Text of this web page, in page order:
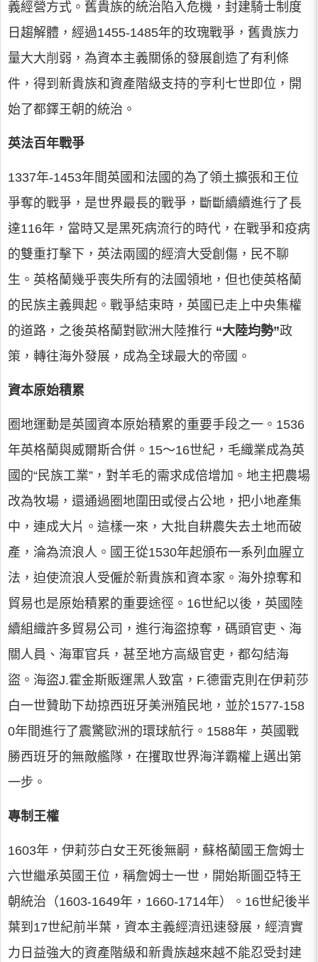
義經營方式。舊貴族的統治陷入危機，封建騎士制度
日趨解體，經過1455-1485年的玫瑰戰爭，舊貴族力
量大大削弱，為資本主義關係的發展創造了有利條
件，得到新貴族和資產階級支持的亨利七世即位，開
始了都鐸王朝的統治。
英法百年戰爭
1337年-1453年間英國和法國的為了領土擴張和王位
爭奪的戰爭，是世界最長的戰爭，斷斷續續進行了長
達116年，當時又是黑死病流行的時代，在戰爭和疫病
的雙重打擊下，英法兩國的經濟大受創傷，民不聊
生。英格蘭幾乎喪失所有的法國領地，但也使英格蘭
的民族主義興起。戰爭結束時，英國已走上中央集權
的道路，之後英格蘭對歐洲大陸推行 “大陸均勢”政
策，轉往海外發展，成為全球最大的帝國。
資本原始積累
圈地運動是英國資本原始積累的重要手段之一。1536
年英格蘭與威爾斯合併。15～16世紀，毛織業成為英
國的“民族工業”，對羊毛的需求成倍增加。地主把農場
改為牧場，還通過圈地圍田或侵占公地，把小地產集
中，連成大片。這樣一來，大批自耕農失去土地而破
產，淪為流浪人。國王從1530年起頒布一系列血腥立
法，迫使流浪人受僱於新貴族和資本家。海外掠奪和
貿易也是原始積累的重要途徑。16世紀以後，英國陸
續組織許多貿易公司，進行海盜掠奪，碼頭官吏、海
關人員、海軍官兵，甚至地方高級官吏，都勾結海
盜。海盜J.霍金斯販運黑人致富，F.德雷克則在伊莉莎
白一世贊助下劫掠西班牙美洲殖民地，並於1577-158
0年間進行了震驚歐洲的環球航行。1588年，英國戰
勝西班牙的無敵艦隊，在攫取世界海洋霸權上邁出第
一步。
專制王權
1603年，伊莉莎白女王死後無嗣，蘇格蘭國王詹姆士
六世繼承英國王位，稱詹姆士一世，開始斯圖亞特王
朝統治（1603-1649年，1660-1714年）。16世紀後半
葉到17世紀前半葉，資本主義經濟迅速發展，經濟實
力日益強大的資產階級和新貴族越來越不能忍受封建